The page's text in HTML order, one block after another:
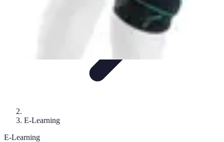
E-Learning
E-Learning